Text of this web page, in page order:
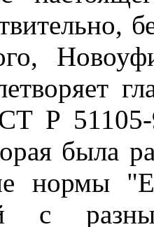
Р 51105-
была
нормы
с